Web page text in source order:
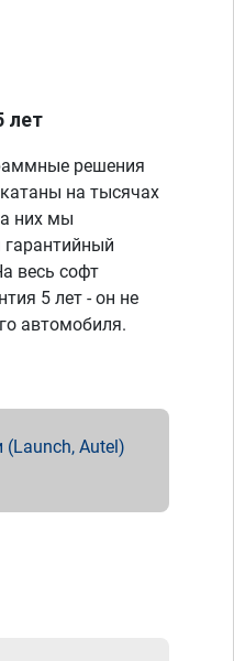
лет
решения
на тысячах
них мы
весь софт
5 лет - он не
автомобиля.
Autel)